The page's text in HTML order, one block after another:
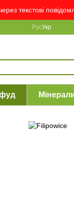
текстові
РусУкр